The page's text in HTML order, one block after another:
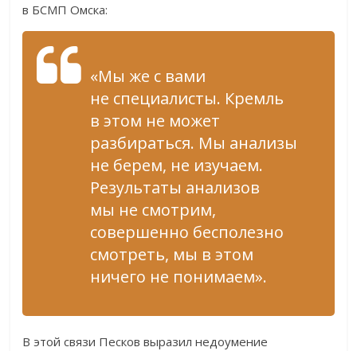
в БСМП Омска:
«Мы же с вами
не специалисты. Кремль
в этом не может
разбираться. Мы анализы
не берем, не изучаем.
Результаты анализов
мы не смотрим,
совершенно бесполезно
смотреть, мы в этом
ничего не понимаем».
В этой связи Песков выразил недоумение